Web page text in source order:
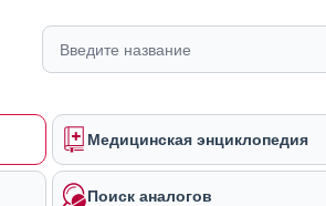
Медицинская энциклопедия
Поиск аналогов